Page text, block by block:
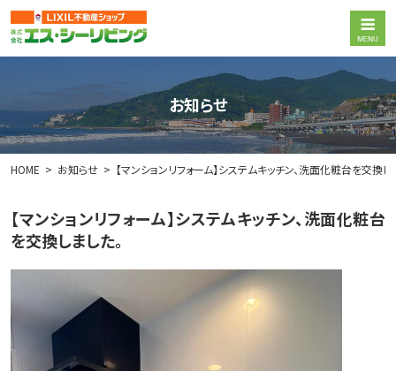
お知らせ
HOME お知らせ 【マンションリフォーム】システムキッチン、洗面化粧台を交換し
【マンションリフォーム】システムキッチン、洗面化粧台
を交換しました。